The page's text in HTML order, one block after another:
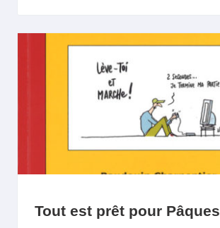
Tout est prêt pour Pâques